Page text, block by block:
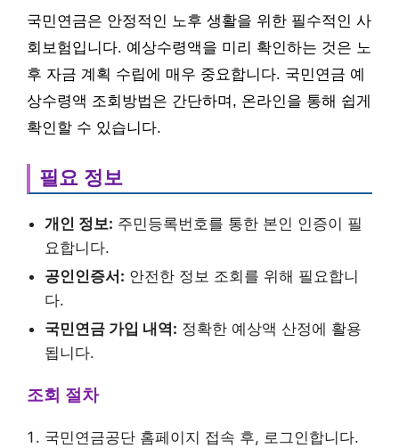
국민연금은 안정적인 노후 생활을 위한 필수적인 사
회보험입니다. 예상수령액을 미리 확인하는 것은 노
후 자금 계획 수립에 매우 중요합니다. 국민연금 예
상수령액 조회방법은 간단하며, 온라인을 통해 쉽게
확인할 수 있습니다.
필요 정보
개인 정보: 주민등록번호를 통한 본인 인증이 필
요합니다.
공인인증서: 안전한 정보 조회를 위해 필요합니
다.
국민연금 가입 내역: 정확한 예상액 산정에 활용
됩니다.
조회 절차
국민연금공단 홈페이지 접속 후, 로그인합니다.